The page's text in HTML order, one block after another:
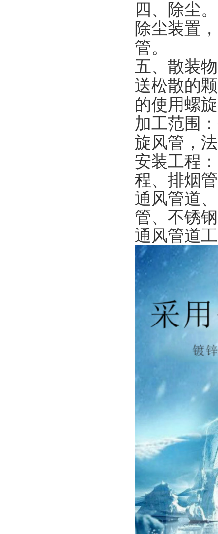
四、除尘
除尘装置
管。
五、散装
送松散的
的使用螺
加工范围
旋风管，
安装工程：
程、排烟
通风管道
管、不锈
通风管道